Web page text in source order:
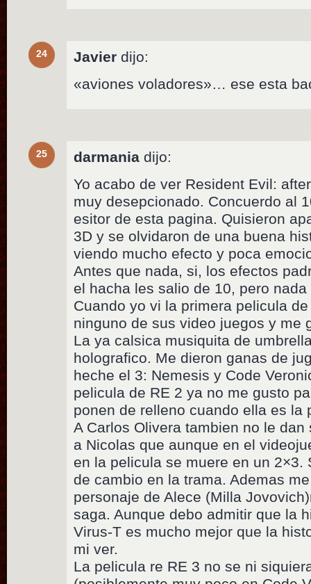
24 Javier dijo:
«aviones voladores»… ese esta
25 darmania dijo:
Yo acabo de ver Resident Evil:
muy desepcionado. Concuerdo al
esitor de esta pagina. Quisieron
3D y se olvidaron de una buena
viendo mucho efecto y poca
Antes que nada, si, los efectos
el hacha les salio de 10, pero nada
Cuando yo vi la primera pelicula
ninguno de sus video juegos y me
La ya calsica musiquita de
holografico. Me dieron ganas de
heche el 3: Nemesis y Code
pelicula de RE 2 ya no me gusto
ponen de relleno cuando ella es la
A Carlos Olivera tambien no le
a Nicolas que aunque en el
en la pelicula se muere en un 2×3.
de cambio en la trama. Ademas
personaje de Alece (Milla
saga. Aunque debo admitir que la
Virus-T es mucho mejor que la
mi ver.
La pelicula re RE 3 no se ni